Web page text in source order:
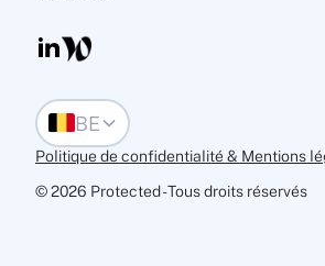
BE
© 2026 Protected - Tous droits réservés
Politique de confidentialité & Mentions